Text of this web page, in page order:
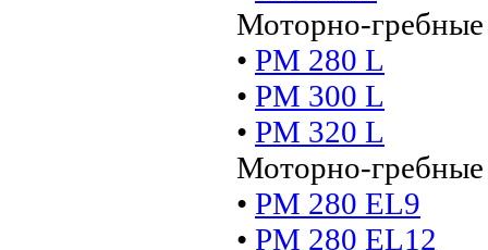
Моторно-гребные
• PМ 280 L
• PМ 300 L
• PМ 320 L
Моторно-гребные
• PM 280 ЕL9
• PM 280 ЕL12